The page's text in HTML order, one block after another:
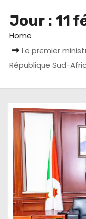
Jour : 11
Home
Le premier
République Sud-